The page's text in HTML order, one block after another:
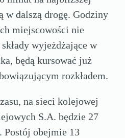
w dalszą drogę. Godziny
miejscowości nie
wyjeżdżające w
będą kursować już
rozkładem.
na sieci kolejowej
S.A. będzie 27
Postój obejmie 13